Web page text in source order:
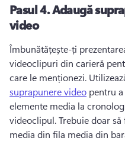
Pasul 4. Adaugă
video
Îmbunătățește-ți
videoclipuri din carieră
care le menționezi.
suprapunere video pentru
elemente media la
videoclipul. Trebuie doar
media din fila media din